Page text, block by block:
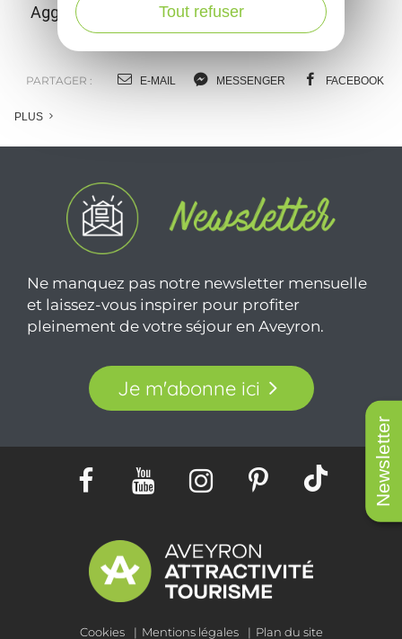
Newsletter
Agglomération.
PARTAGER : E-MAIL MESSENGER FACEBOOK
PLUS
Ne manquez pas notre newsletter mensuelle
et laissez-vous inspirer pour profiter
pleinement de votre séjour en Aveyron.
Je m'abonne ici
Cookies Mentions légales Plan du site
Tout refuser